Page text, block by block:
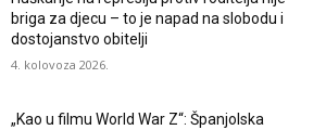
briga za djecu – to je napad na slobodu i
dostojanstvo obitelji
4. kolovoza 2026.
„Kao u filmu World War Z“: Španjolska